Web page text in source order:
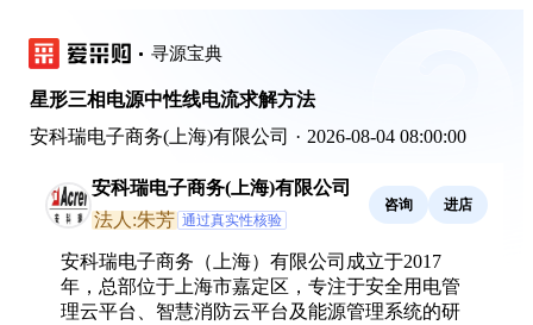
寻源宝典
星形三相电源中性线电流求解方法
安科瑞电子商务(上海)有限公司 · 2026-08-04 08:00:00
安科瑞电子商务(上海)有限公司
法人:朱芳 通过真实性核验
咨询 进店
安科瑞电子商务（上海）有限公司成立于2017
年，总部位于上海市嘉定区，专注于安全用电管
理云平台、智慧消防云平台及能源管理系统的研